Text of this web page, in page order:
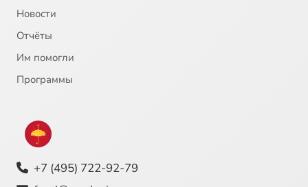
Новости
Отчёты
Им помогли
Программы
+7 (495) 722-92-79